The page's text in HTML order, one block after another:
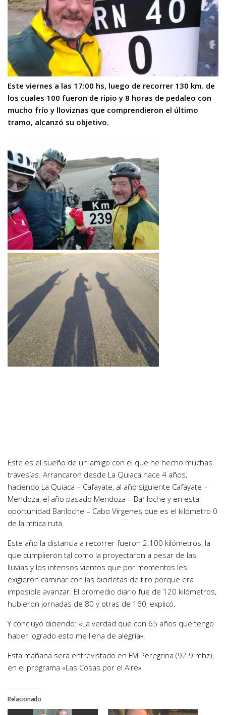
Este viernes a las 17:00 hs, luego de recorrer 130 km. de
los cuales 100 fueron de ripio y 8 horas de pedaleo con
mucho frío y lloviznas que comprendieron el último
tramo, alcanzó su objetivo.
Este es el sueño de un amigo con el que he hecho muchas
travesías. Arrancaron desde La Quiaca hace 4 años,
haciendo La Quiaca – Cafayate, al año siguiente Cafayate –
Mendoza, el año pasado Mendoza – Bariloche y en esta
oportunidad Bariloche – Cabo Vírgenes que es el kilómetro 0
de la mítica ruta.
Este año la distancia a recorrer fueron 2.100 kilómetros, la
que cumplieron tal como la proyectaron a pesar de las
lluvias y los intensos vientos que por momentos les
exigieron caminar con las bicicletas de tiro porque era
imposible avanzar. El promedio diario fue de 120 kilómetros,
hubieron jornadas de 80 y otras de 160, explicó.
Y concluyó diciendo: «La verdad que con 65 años que tengo
haber logrado esto me llena de alegría».
Esta mañana será entrevistado en FM Peregrina (92.9 mhz),
en el programa «Las Cosas por el Aire».
Relacionado